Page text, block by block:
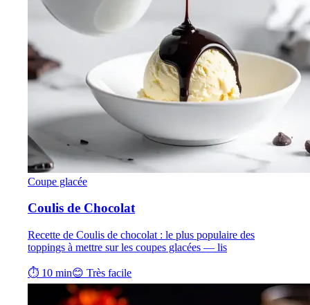
Coupe glacée
Coulis de Chocolat
Recette de Coulis de chocolat : le plus populaire des
toppings à mettre sur les coupes glacées — lis
⏱ 10 min😊 Très facile